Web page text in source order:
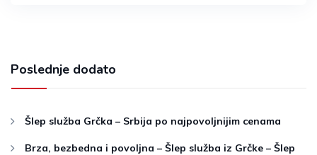
Poslednje dodato
Šlep služba Grčka – Srbija po najpovoljnijim cenama
Brza, bezbedna i povoljna – Šlep služba iz Grčke – Šlep